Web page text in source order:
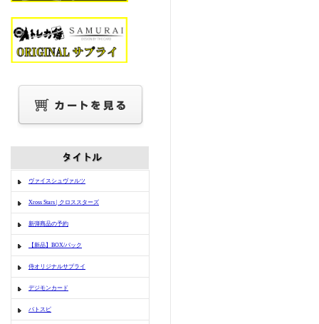
ヴァイスシュヴァルツ
Xross Stars | クロススターズ
新弾商品の予約
【新品】BOX/パック
侍オリジナルサプライ
デジモンカード
バトスピ